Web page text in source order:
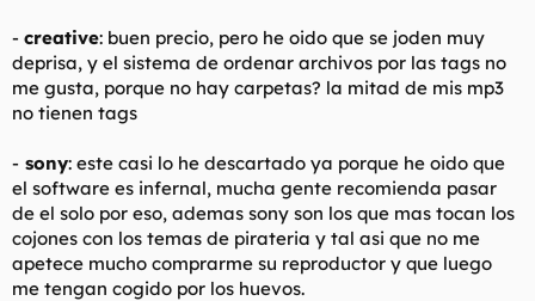
- creative: buen precio, pero he oido que se joden muy
deprisa, y el sistema de ordenar archivos por las tags no
me gusta, porque no hay carpetas? la mitad de mis mp3
no tienen tags
- sony: este casi lo he descartado ya porque he oido que
el software es infernal, mucha gente recomienda pasar
de el solo por eso, ademas sony son los que mas tocan los
cojones con los temas de pirateria y tal asi que no me
apetece mucho comprarme su reproductor y que luego
me tengan cogido por los huevos.